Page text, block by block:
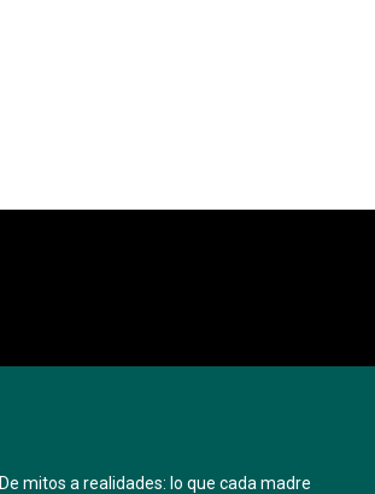
De mitos a realidades: lo que cada madre